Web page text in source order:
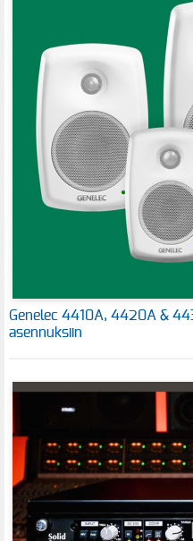
Genelec 4410A, 4420A &
asennuksiin